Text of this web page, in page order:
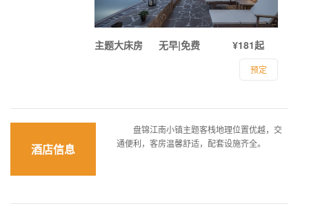
主题大床房 ¥181起
无早|免费
预定
酒店信息
盘锦江南小镇主题客栈地理位置优越，交
通便利，客房温馨舒适，配套设施齐全。